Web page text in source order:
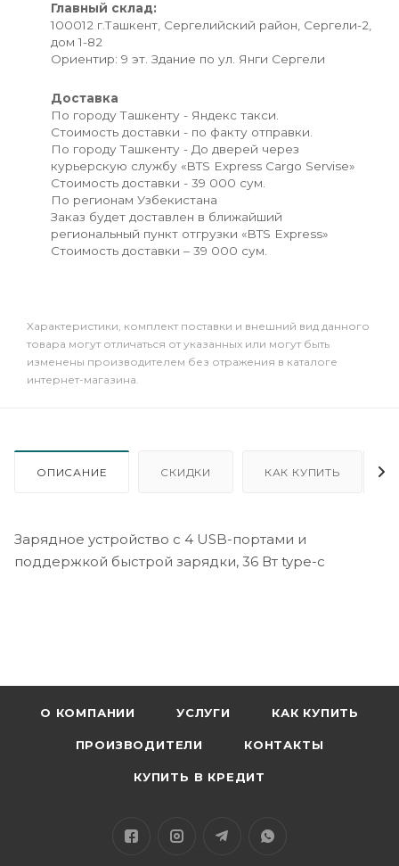
Главный склад:
100012 г.Ташкент, Сергелийский район, Сергели-2,
дом 1-82
Ориентир: 9 эт. Здание по ул. Янги Сергели
Доставка
По городу Ташкенту - Яндекс такси.
Стоимость доставки - по факту отправки.
По городу Ташкенту - До дверей через
курьерскую службу «BTS Express Cargo Servise»
Стоимость доставки - 39 000 сум.
По регионам Узбекистана
Заказ будет доставлен в ближайший
региональный пункт отгрузки «BTS Express»
Стоимость доставки – 39 000 сум.
Xарактеристики, комплект поставки и внешний вид данного
товара могут отличаться от указанных или могут быть
изменены производителем без отражения в каталоге
интернет-магазина.
ОПИСАНИЕ СКИДКИ КАК КУПИТЬ
Зарядное устройство с 4 USB-портами и
поддержкой быстрой зарядки, 36 Вт type-c
О КОМПАНИИ УСЛУГИ КАК КУПИТЬ
ПРОИЗВОДИТЕЛИ КОНТАКТЫ
КУПИТЬ В КРЕДИТ